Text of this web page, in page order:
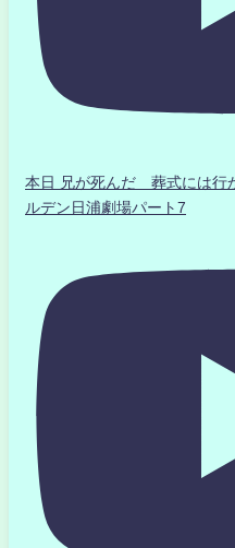
本日 兄が死んだ 葬式には
ルデン日浦劇場パート7